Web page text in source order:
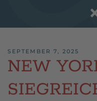
SEPTEMBER 7, 2025
NEW